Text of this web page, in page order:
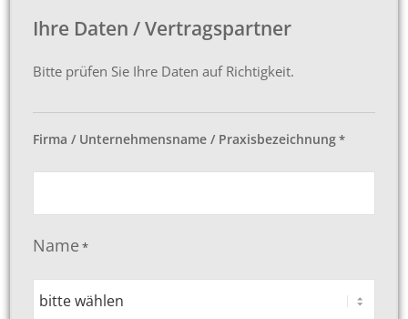
Ihre Daten / Vertragspartner
Bitte prüfen Sie Ihre Daten auf Richtigkeit.
Firma / Unternehmensname / Praxisbezeichnung*
Name *